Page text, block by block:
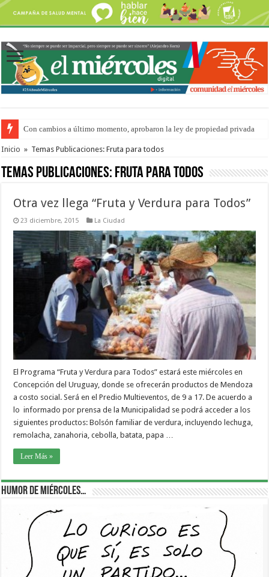
Con cambios a último momento, aprobaron la ley de propiedad privada
Del viernes 7 al domingo 9 de agosto: la agenda ¿A dónde ir? para este
Inicio » Temas Publicaciones: Fruta para todos
Temas Publicaciones: Fruta para todos
Otra vez llega “Fruta y Verdura para Todos”
23 diciembre, 2015 La Ciudad
El Programa “Fruta y Verdura para Todos” estará este miércoles en
Concepción del Uruguay, donde se ofrecerán productos de Mendoza
a costo social. Será en el Predio Multieventos, de 9 a 17. De acuerdo a
lo informado por prensa de la Municipalidad se podrá acceder a los
siguientes productos: Bolsón familiar de verdura, incluyendo lechuga,
remolacha, zanahoria, cebolla, batata, papa …
Leer Más »
Humor de Miércoles…